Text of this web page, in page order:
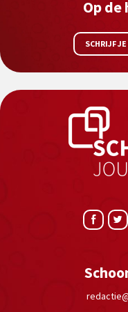
Op
SCHRIJF